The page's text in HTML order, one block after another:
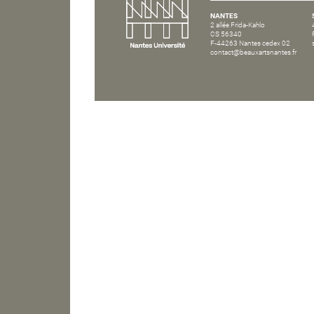
NANTES
2 allée Frida-Kahlo
CS 56340
F-44263 Nantes cedex 02
contact@beauxartsnantes.fr